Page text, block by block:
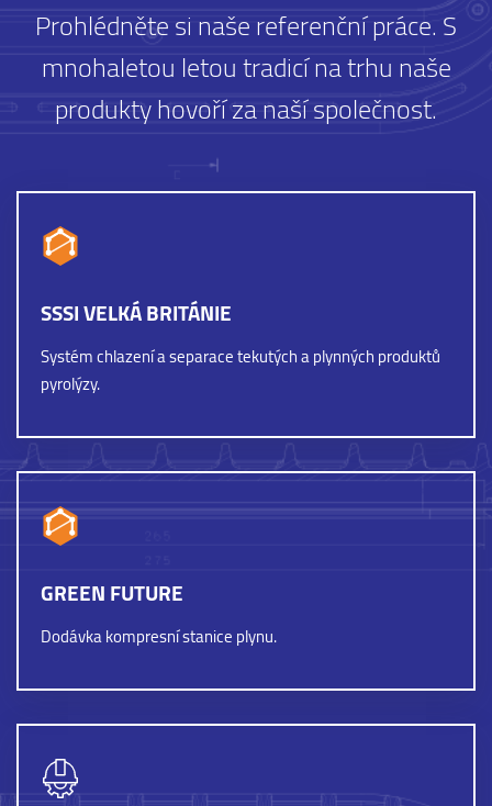
Prohlédněte si naše referenční práce. S
mnohaletou letou tradicí na trhu naše
produkty hovoří za naší společnost.
SSSI VELKÁ BRITÁNIE
Systém chlazení a separace tekutých a plynných produktů
pyrolýzy.
GREEN FUTURE
Dodávka kompresní stanice plynu.